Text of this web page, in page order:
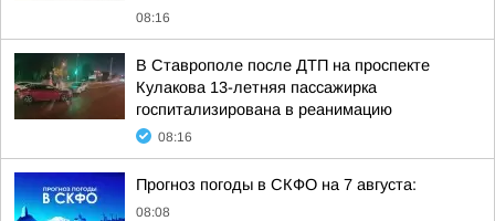
08:16
В Ставрополе после ДТП на проспекте
Кулакова 13-летняя пассажирка
госпитализирована в реанимацию
08:16
Прогноз погоды в СКФО на 7 августа:
08:08